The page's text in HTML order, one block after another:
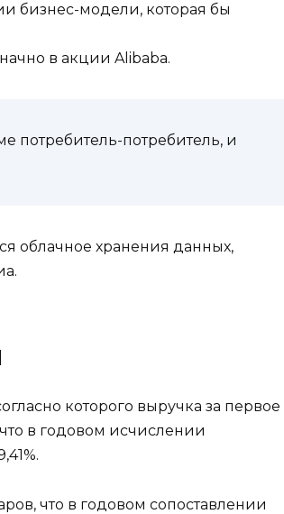
бизнес-модели, которая бы
в акции Alibaba.
потребитель-потребитель, и
облачное хранения данных,
которого выручка за первое
в годовом исчислении
что в годовом сопоставлении